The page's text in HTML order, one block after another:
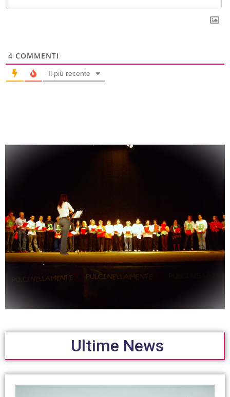
4 COMMENTI
Il più recente
Ultime News